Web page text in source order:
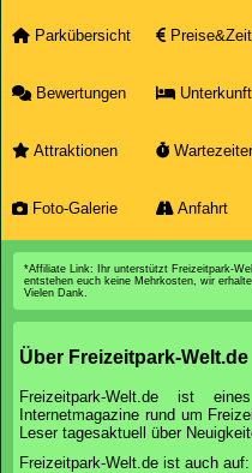
Parkübersicht
Bewertungen Unterkunft
Attraktionen
Foto-Galerie Anfahrt
*Affiliate Link: Ihr unterstützt Freizeitpark-
entstehen euch keine Mehrkosten, wir
Vielen Dank.
Über Freizeitpark-Welt.de
Freizeitpark-Welt.de ist
Internetmagazine rund um
Leser tagesaktuell über
Freizeitpark-Welt.de ist auch auf: